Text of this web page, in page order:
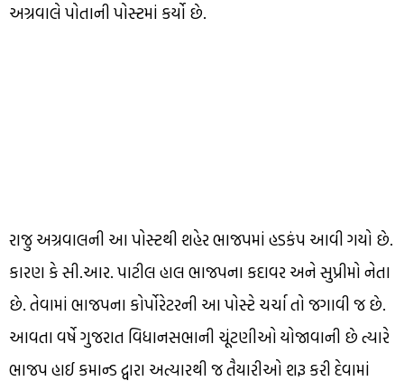
અગ્રવાલે પોતાની પોસ્ટમાં કર્યો છે.
રાજુ અગ્રવાલની આ પોસ્ટથી શહેર ભાજપમાં હડકંપ આવી ગયો છે.
કારણ કે સી.આર. પાટીલ હાલ ભાજપના કદાવર અને સુપ્રીમો નેતા
છે. તેવામાં ભાજપના કોર્પોરેટરની આ પોસ્ટે ચર્ચા તો જગાવી જ છે.
આવતા વર્ષે ગુજરાત વિધાનસભાની ચૂંટણીઓ યોજાવાની છે ત્યારે
ભાજપ હાઈ કમાન્ડ દ્વારા અત્યારથી જ તૈયારીઓ શરૂ કરી દેવામાં